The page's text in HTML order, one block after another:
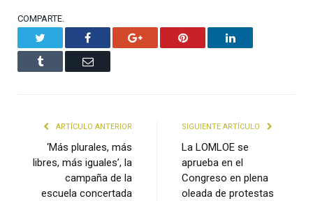
COMPARTE.
Facebook Google+ Pinterest LinkedIn
Tumblr Email
ARTÍCULO ANTERIOR
‘Más plurales, más
libres, más iguales’, la
campaña de la
escuela concertada
SIGUIENTE ARTÍCULO
La LOMLOE se
aprueba en el
Congreso en plena
oleada de protestas